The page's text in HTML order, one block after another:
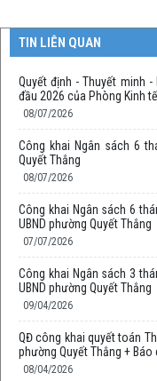
TIN LIÊN QUAN
Quyết định - Thuyết minh
đầu 2026 của Phòng Kinh
08/07/2026
Công khai Ngân sách 6
Quyết Thắng
08/07/2026
Công khai Ngân sách 6
UBND phường Quyết Thắng
07/07/2026
Công khai Ngân sách 3
UBND phường Quyết Thắng
09/04/2026
QĐ công khai quyết toán
phường Quyết Thắng + Báo
08/04/2026